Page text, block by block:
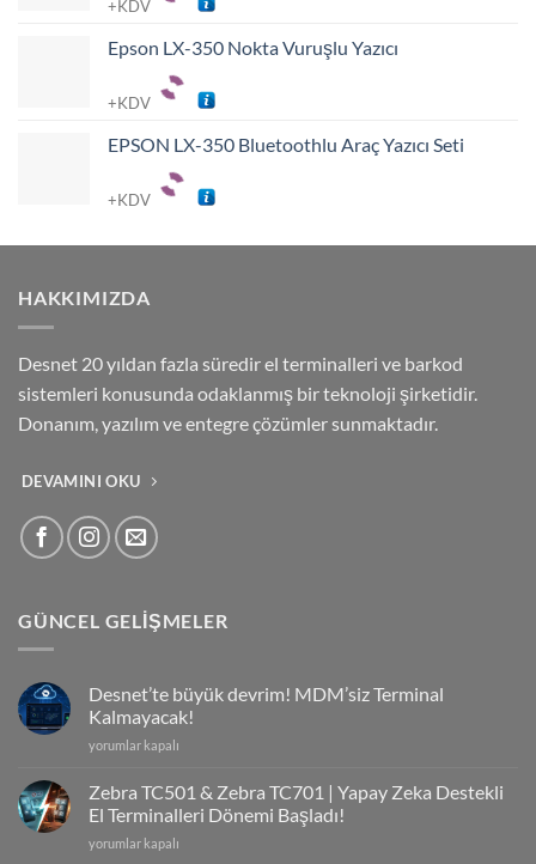
+KDV
Epson LX-350 Nokta Vuruşlu Yazıcı
+KDV
EPSON LX-350 Bluetoothlu Araç Yazıcı Seti
+KDV
HAKKIMIZDA
Desnet 20 yıldan fazla süredir el terminalleri ve barkod
sistemleri konusunda odaklanmış bir teknoloji şirketidir.
Donanım, yazılım ve entegre çözümler sunmaktadır.
DEVAMINI OKU
GÜNCEL GELIŞMELER
Desnet’te büyük devrim! MDM’siz Terminal
Kalmayacak!
Desnet’te
devrim!
Terminal
Kalmayacak!
yorumlar kapalı
Zebra TC501 & Zebra TC701 | Yapay Zeka Destekli
El Terminalleri Dönemi Başladı!
Zebra
yorumlar kapalı